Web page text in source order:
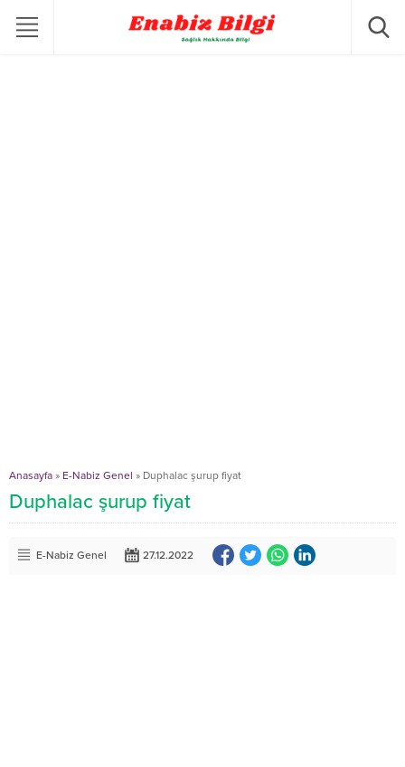
Anasayfa » E-Nabiz Genel » Duphalac şurup fiyat
Duphalac şurup fiyat
E-Nabiz Genel 27.12.2022